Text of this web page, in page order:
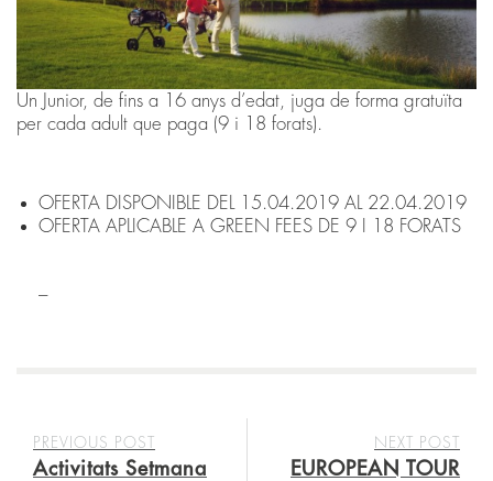
Un Junior, de fins a 16 anys d’edat, juga de forma gratuïta
per cada adult que paga (9 i 18 forats).
OFERTA DISPONIBLE DEL 15.04.2019 AL 22.04.2019
OFERTA APLICABLE A GREEN FEES DE 9 I 18 FORATS
–
NEXT POST
EUROPEAN TOUR
PREVIOUS POST
Activitats Setmana